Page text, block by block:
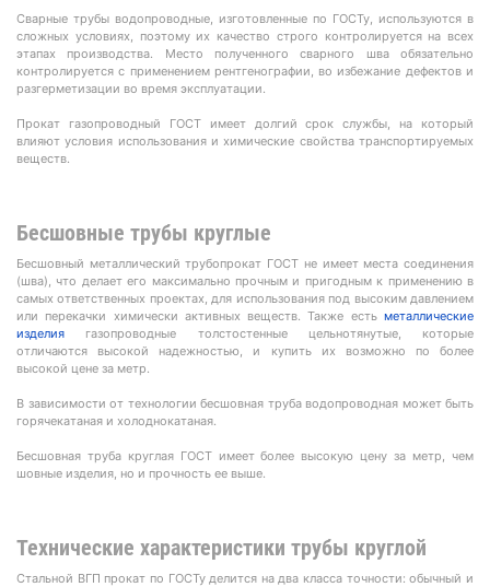
Сварные трубы водопроводные, изготовленные по ГОСТу, используются в
сложных условиях, поэтому их качество строго контролируется на всех
этапах производства. Место полученного сварного шва обязательно
контролируется с применением рентгенографии, во избежание дефектов и
разгерметизации во время эксплуатации.
Прокат газопроводный ГОСТ имеет долгий срок службы, на который
влияют условия использования и химические свойства транспортируемых
веществ.
Бесшовные трубы круглые
Бесшовный металлический трубопрокат ГОСТ не имеет места соединения
(шва), что делает его максимально прочным и пригодным к применению в
самых ответственных проектах, для использования под высоким давлением
или перекачки химически активных веществ. Также есть металлические
изделия газопроводные толстостенные цельнотянутые, которые
отличаются высокой надежностью, и купить их возможно по более
высокой цене за метр.
В зависимости от технологии бесшовная труба водопроводная может быть
горячекатаная и холоднокатаная.
Бесшовная труба круглая ГОСТ имеет более высокую цену за метр, чем
шовные изделия, но и прочность ее выше.
Технические характеристики трубы круглой
Стальной ВГП прокат по ГОСТу делится на два класса точности: обычный и